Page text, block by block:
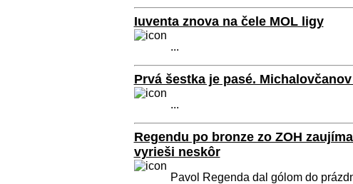
Iuventa znova na čele MOL ligy
...
Prvá šestka je pasé.
...
Regendu po bronze zo ZOH
vyrieši neskôr
Pavol Regenda dal gólom do